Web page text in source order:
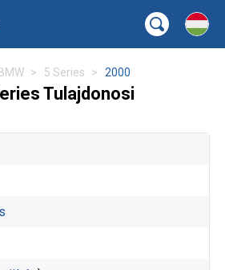
BMW 5 Series 2000
Tulajdonosi